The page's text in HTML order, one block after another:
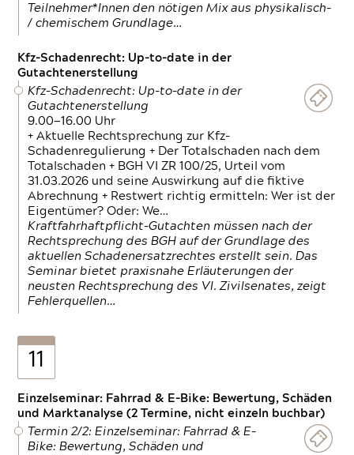
Teilnehmer*Innen den nötigen Mix aus physikalisch-
/ chemischem Grundlage…
Kfz-Schadenrecht: Up-to-date in der
Gutachtenerstellung
Kfz-Schadenrecht: Up-to-date in der
Gutachtenerstellung
9.00—16.00 Uhr
+ Aktuelle Rechtsprechung zur Kfz-
Schadenregulierung + Der Totalschaden nach dem
Totalschaden + BGH VI ZR 100/25, Urteil vom
31.03.2026 und seine Auswirkung auf die fiktive
Abrechnung + Restwert richtig ermitteln: Wer ist der
Eigentümer? Oder: We…
Kraftfahrhaftpflicht-Gutachten müssen nach der
Rechtsprechung des BGH auf der Grundlage des
aktuellen Schadenersatzrechtes erstellt sein. Das
Seminar bietet praxisnahe Erläuterungen der
neusten Rechtsprechung des VI. Zivilsenates, zeigt
Fehlerquellen…
11
Einzelseminar: Fahrrad & E-Bike: Bewertung, Schäden
und Marktanalyse (2 Termine, nicht einzeln buchbar)
Termin 2/2: Einzelseminar: Fahrrad & E-
Bike: Bewertung, Schäden und